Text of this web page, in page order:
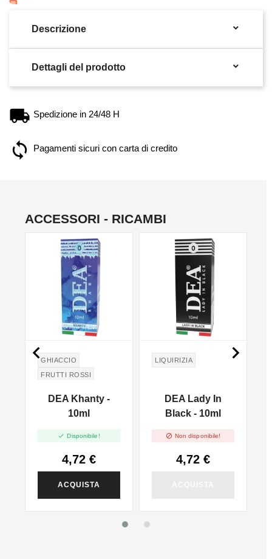
Descrizione 
Dettagli del prodotto 
Spedizione in 24/48 H
Pagamenti sicuri con carta di credito
ACCESSORI - RICAMBI
GHIACCIO
FRUTTI ROSSI
DEA Khanty -
10ml
 Disponibile!
4,72 €
ACQUISTA
LIQUIRIZIA
DEA Lady In
Black - 10ml
 Non disponibile!
4,72 €
 